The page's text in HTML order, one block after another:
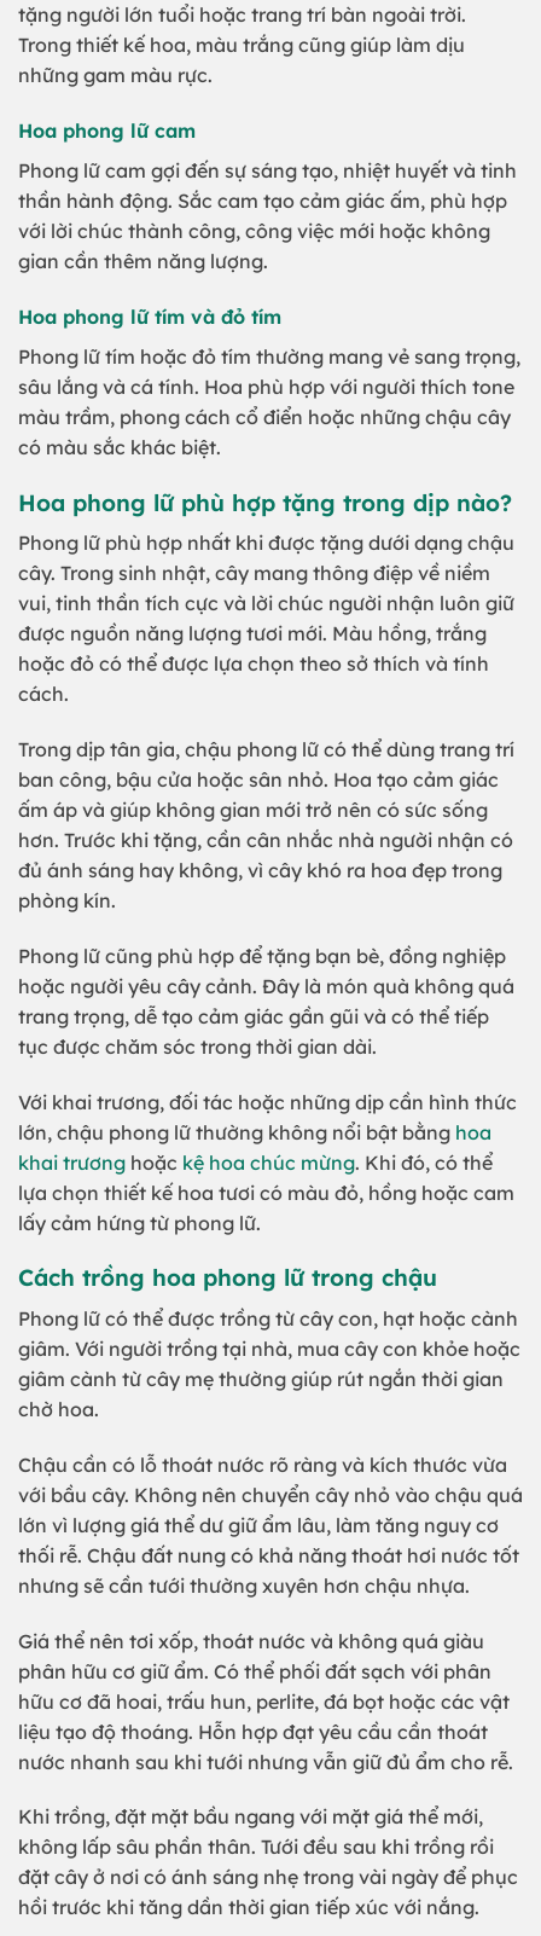
tặng người lớn tuổi hoặc trang trí bàn ngoài trời.
Trong thiết kế hoa, màu trắng cũng giúp làm dịu
những gam màu rực.
Hoa phong lữ cam
Phong lữ cam gợi đến sự sáng tạo, nhiệt huyết và tinh
thần hành động. Sắc cam tạo cảm giác ấm, phù hợp
với lời chúc thành công, công việc mới hoặc không
gian cần thêm năng lượng.
Hoa phong lữ tím và đỏ tím
Phong lữ tím hoặc đỏ tím thường mang vẻ sang trọng,
sâu lắng và cá tính. Hoa phù hợp với người thích tone
màu trầm, phong cách cổ điển hoặc những chậu cây
có màu sắc khác biệt.
Hoa phong lữ phù hợp tặng trong dịp nào?
Phong lữ phù hợp nhất khi được tặng dưới dạng chậu
cây. Trong sinh nhật, cây mang thông điệp về niềm
vui, tinh thần tích cực và lời chúc người nhận luôn giữ
được nguồn năng lượng tươi mới. Màu hồng, trắng
hoặc đỏ có thể được lựa chọn theo sở thích và tính
cách.
Trong dịp tân gia, chậu phong lữ có thể dùng trang trí
ban công, bậu cửa hoặc sân nhỏ. Hoa tạo cảm giác
ấm áp và giúp không gian mới trở nên có sức sống
hơn. Trước khi tặng, cần cân nhắc nhà người nhận có
đủ ánh sáng hay không, vì cây khó ra hoa đẹp trong
phòng kín.
Phong lữ cũng phù hợp để tặng bạn bè, đồng nghiệp
hoặc người yêu cây cảnh. Đây là món quà không quá
trang trọng, dễ tạo cảm giác gần gũi và có thể tiếp
tục được chăm sóc trong thời gian dài.
Với khai trương, đối tác hoặc những dịp cần hình thức
lớn, chậu phong lữ thường không nổi bật bằng hoa
khai trương hoặc kệ hoa chúc mừng. Khi đó, có thể
lựa chọn thiết kế hoa tươi có màu đỏ, hồng hoặc cam
lấy cảm hứng từ phong lữ.
Cách trồng hoa phong lữ trong chậu
Phong lữ có thể được trồng từ cây con, hạt hoặc cành
giâm. Với người trồng tại nhà, mua cây con khỏe hoặc
giâm cành từ cây mẹ thường giúp rút ngắn thời gian
chờ hoa.
Chậu cần có lỗ thoát nước rõ ràng và kích thước vừa
với bầu cây. Không nên chuyển cây nhỏ vào chậu quá
lớn vì lượng giá thể dư giữ ẩm lâu, làm tăng nguy cơ
thối rễ. Chậu đất nung có khả năng thoát hơi nước tốt
nhưng sẽ cần tưới thường xuyên hơn chậu nhựa.
Giá thể nên tơi xốp, thoát nước và không quá giàu
phân hữu cơ giữ ẩm. Có thể phối đất sạch với phân
hữu cơ đã hoai, trấu hun, perlite, đá bọt hoặc các vật
liệu tạo độ thoáng. Hỗn hợp đạt yêu cầu cần thoát
nước nhanh sau khi tưới nhưng vẫn giữ đủ ẩm cho rễ.
Khi trồng, đặt mặt bầu ngang với mặt giá thể mới,
không lấp sâu phần thân. Tưới đều sau khi trồng rồi
đặt cây ở nơi có ánh sáng nhẹ trong vài ngày để phục
hồi trước khi tăng dần thời gian tiếp xúc với nắng.